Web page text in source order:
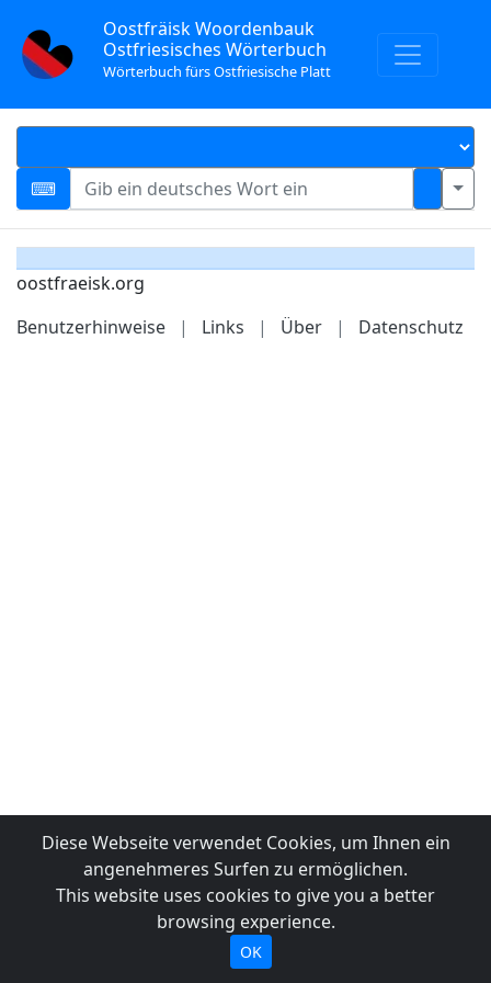
Oostfräisk Woordenbauk
Ostfriesisches Wörterbuch
Wörterbuch fürs Ostfriesische Platt
oostfraeisk.org
Benutzerhinweise
| Links | Über | Datenschutz
Diese Webseite verwendet Cookies, um Ihnen ein
angenehmeres Surfen zu ermöglichen.
This website uses cookies to give you a better
browsing experience.
OK